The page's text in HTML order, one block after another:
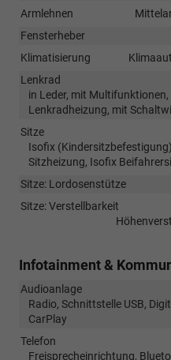
Armlehnen
Fensterheber
Klimatisierung
Lenkrad
in Leder, mit
Lenkradheizung, mit
Sitze
Isofix
Sitzheizung, Isofix
Sitze: Lordosenstütze
Sitze: Verstellbarkeit
Infotainment &
Audioanlage
Radio, Schnittstelle USB,
CarPlay
Telefon
Freisprecheinrichtung,